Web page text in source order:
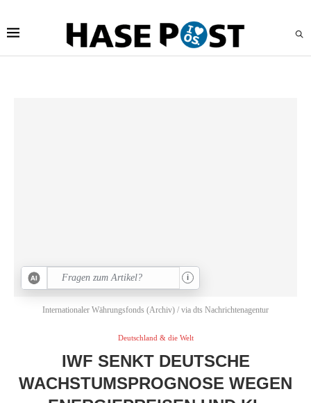
Internationaler Währungsfonds (Archiv) / via dts Nachrichtenagentur
i
Deutschland & die Welt
IWF SENKT DEUTSCHE
WACHSTUMSPROGNOSE WEGEN